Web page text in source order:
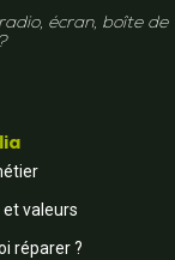
écran, boîte de
et valeurs
réparer ?